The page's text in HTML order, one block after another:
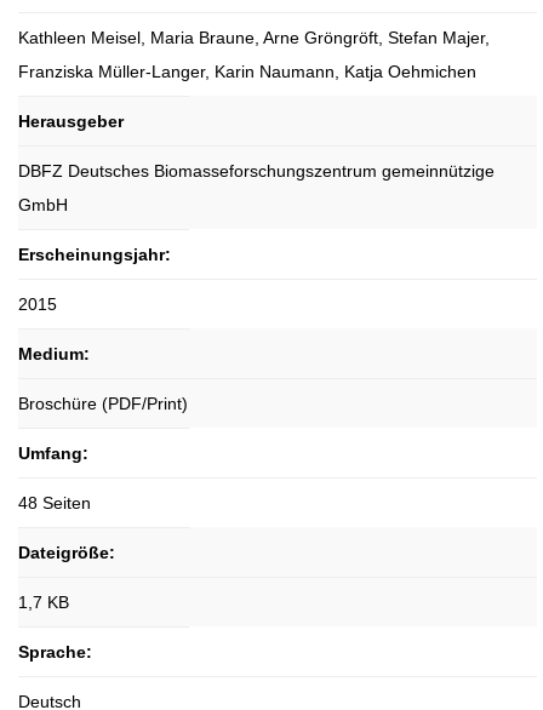
Kathleen Meisel, Maria Braune, Arne Gröngröft, Stefan Majer,
Franziska Müller-Langer, Karin Naumann, Katja Oehmichen
Herausgeber
DBFZ Deutsches Biomasseforschungszentrum gemeinnützige
GmbH
Erscheinungsjahr:
2015
Medium:
Broschüre (PDF/Print)
Umfang:
48 Seiten
Dateigröße:
1,7 KB
Sprache:
Deutsch